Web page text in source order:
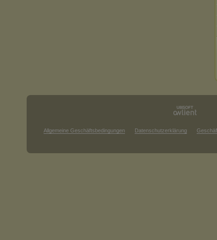
Allgemeine Geschäftsbedingungen Datenschutzerklärung